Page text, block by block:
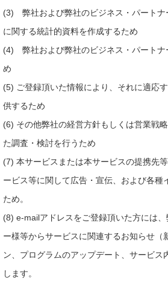
(3) 弊社および弊社のビジネス・パートナ
に関する統計的資料を作成するため
(4) 弊社および弊社のビジネス・パートナ
め
(5) ご登録頂いた情報により、それに適応
供するため
(6) その他弊社の経営方針もしくは営業戦
た調査・検討を行うため
(7) 本サービスまたは本サービスの提携先
ービス等に関して広告・宣伝、および各種
ため。
(8) e-mailアドレスをご登録頂いた方には
ー様等からサービスに関連するお知らせ（
ン、プログラムのアップデート、サービス
します。